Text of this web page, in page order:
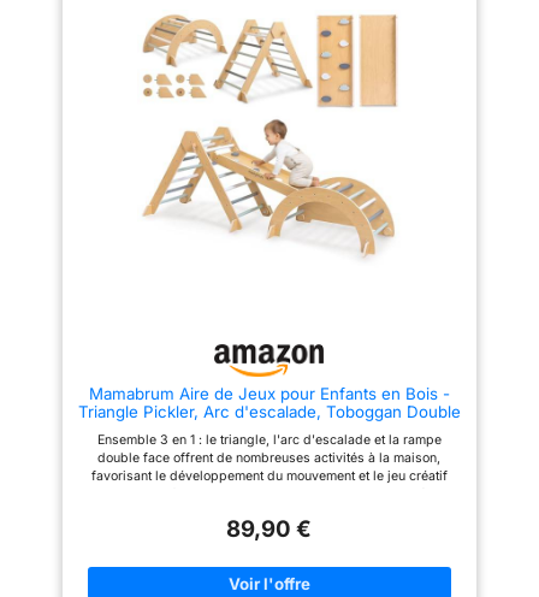
inclus, livré dans une boîte
cadeau colorée exclusive, pour
un apprentissage ludique
supplémentaire Structure
pliable en 10 secondes : Se
range facilement contre un mur,
idéal pour les petits espaces
sans compromettre l’expérience
de jeu Bois de hêtre massif :
Finition lisse et sans odeur,
durable et sans risque
d’échardes. Supporte jusqu’à
inclus, livré dans une boîte
cadeau colorée exclusive, pour
un apprentissage ludique
supplémentaire Structure
pliable en 10 secondes : Se
range facilement contre un mur,
de jeu Bois de hêtre massif :
Finition lisse et sans odeur,
durable et sans risque
d’échardes. Supporte jusqu’à
80 kg sans vaciller
Mamabrum Aire de Jeux pour Enfants en Bois -
Triangle Pickler, Arc d'escalade, Toboggan Double
Pliable, sûr
Ensemble 3 en 1 : le triangle, l'arc d'escalade et la rampe
double face offrent de nombreuses activités à la maison,
favorisant le développement du mouvement et le jeu créatif
être utilisé comme pont reliant les éléments Triangle
développer l'autonomie, la force et la coordination dans des
conditions domestiques sûres L'arc a de nombreuses fonctions
89,90 €